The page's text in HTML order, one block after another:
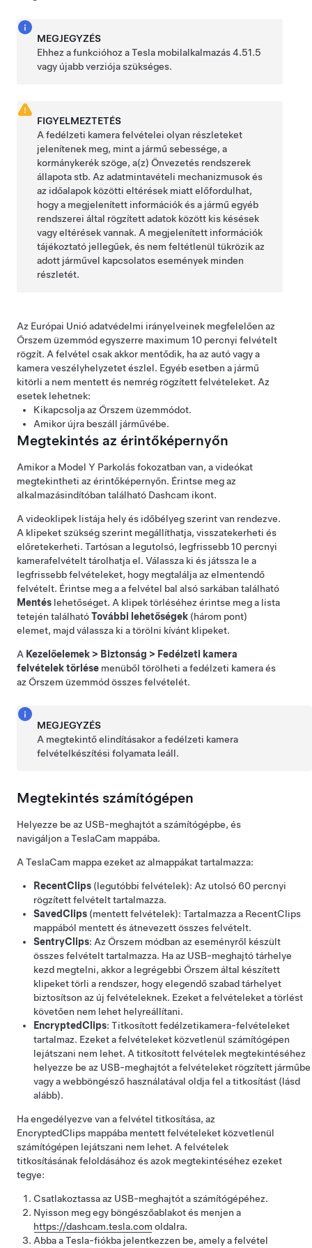
MEGJEGYZÉS
Ehhez a funkcióhoz a Tesla mobilalkalmazás 4.51.5
vagy újabb verziója szükséges.
FIGYELMEZTETÉS
A fedélzeti kamera felvételei olyan részleteket
jelenítenek meg, mint a jármű sebessége, a
kormánykerék szöge, a(z)Önvezetés rendszerek
állapota stb. Az adatmintavételi mechanizmusok és
az időalapok közötti eltérések miatt előfordulhat,
hogy a megjelenített információk és a jármű egyéb
rendszerei által rögzített adatok között kis késések
vagy eltérések vannak. A megjelenített információk
tájékoztató jellegűek, és nem feltétlenül tükrözik az
adott járművel kapcsolatos események minden
részletét.
Az Európai Unió adatvédelmi irányelveinek megfelelően az
Őrszem üzemmód egyszerre maximum 10 percnyi felvételt
rögzít. A felvétel csak akkor mentődik, ha az autó vagy a
kamera veszélyhelyzetet észlel. Egyéb esetben a jármű
kitörli a nem mentett és nemrég rögzített felvételeket. Az
esetek lehetnek:
Kikapcsolja az Őrszem üzemmódot.
Amikor újra beszáll járművébe.
Megtekintés az érintőképernyőn
Amikor a Model Y Parkolás fokozatban van, a videókat
megtekintheti az érintőképernyőn. Érintse meg az
alkalmazásindítóban található Dashcam ikont.
A videoklipek listája hely és időbélyeg szerint van rendezve.
A klipeket szükség szerint megállíthatja, visszatekerheti és
előretekerheti. Tartósan a legutolsó, legfrissebb 10 percnyi
kamerafelvételt tárolhatja el. Válassza ki és játssza le a
legfrissebb felvételeket, hogy megtalálja az elmentendő
felvételt. Érintse meg a a felvétel bal alsó sarkában található
Mentés lehetőséget. A klipek törléséhez érintse meg a lista
tetején találhatóTovábbi lehetőségek (három pont)
elemet, majd válassza ki a törölni kívánt klipeket.
A Kezelőelemek > Biztonság > Fedélzeti kamera
felvételek törlése menüből törölheti a fedélzeti kamera és
az Őrszem üzemmódösszes felvételét.
MEGJEGYZÉS
A megtekintő elindításakor a fedélzeti kamera
felvételkészítési folyamata leáll.
Megtekintés számítógépen
Helyezze be az USB-meghajtót a számítógépbe, és
navigáljon a TeslaCam mappába.
A TeslaCam mappa ezeket az almappákat tartalmazza:
RecentClips (legutóbbi felvételek): Az utolsó 60 percnyi
rögzített felvételt tartalmazza.
SavedClips (mentett felvételek): Tartalmazza a RecentClips
mappából mentett és átnevezett összes felvételt.
SentryClips: Az Őrszem módban az eseményről készült
összes felvételt tartalmazza. Ha az USB-meghajtó tárhelye
kezd megtelni, akkor a legrégebbi Őrszem által készített
klipeket törli a rendszer, hogy elegendő szabad tárhelyet
biztosítson az új felvételeknek. Ezeket a felvételeket a törlést
követően nem lehet helyreállítani.
EncryptedClips: Titkosított fedélzetikamera-felvételeket
tartalmaz. Ezeket a felvételeket közvetlenül számítógépen
lejátszani nem lehet. A titkosított felvételek megtekintéséhez
helyezze be az USB-meghajtót a felvételeket rögzített járműbe
vagy a webböngésző használatával oldja fel a titkosítást (lásd
alább).
Ha engedélyezve van a felvétel titkosítása, az
EncryptedClips mappába mentett felvételeket közvetlenül
számítógépen lejátszani nem lehet. A felvételek
titkosításának feloldásához és azok megtekintéséhez ezeket
tegye:
Csatlakoztassa az USB-meghajtót a számítógépéhez.
Nyisson meg egy böngészőablakot és menjen a
https://dashcam.tesla.com oldalra.
Abba a Tesla-fiókba jelentkezzen be, amely a felvétel